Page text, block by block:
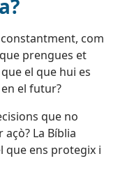
com
prengues et
el que hui es
el futur?
que no
La Bíblia
que ens protegix i